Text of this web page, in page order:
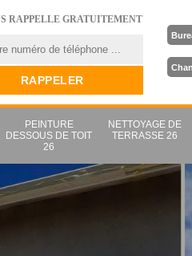
RAPPELLE GRATUITEMENT
PEINTURE
DESSOUS DE TOIT
26
NETTOYAGE DE
TERRASSE 26